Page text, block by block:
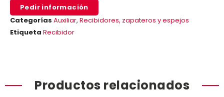
Pedir información
Categorías Auxiliar, Recibidores, zapateros y espejos
Etiqueta Recibidor
Productos relacionados